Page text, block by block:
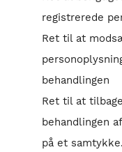
registrerede
Ret til at
behandlingen
Ret til at
behandlingen
på et samtykke.